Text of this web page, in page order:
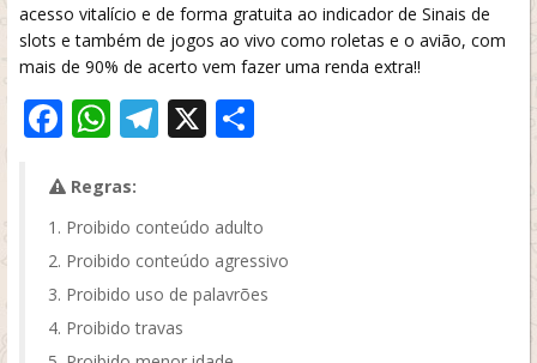
acesso vitalício e de forma gratuita ao indicador de Sinais de
slots e também de jogos ao vivo como roletas e o avião, com
mais de 90% de acerto vem fazer uma renda extra!!
Facebook
WhatsApp
Telegram
X
Regras:
Proibido conteúdo adulto
Proibido conteúdo agressivo
Proibido uso de palavrões
Proibido travas